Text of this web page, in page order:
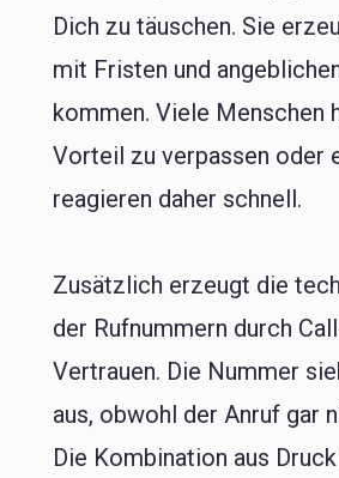
Dich zu täuschen. Sie
mit Fristen und
kommen. Viele Menschen
Vorteil zu verpassen oder
reagieren daher schnell.
Zusätzlich erzeugt die
der Rufnummern durch
Vertrauen. Die Nummer
aus, obwohl der Anruf gar
Die Kombination aus